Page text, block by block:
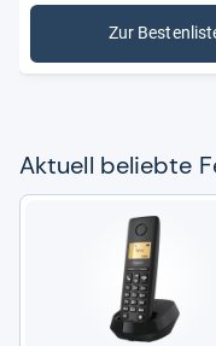
Zur :
Aktu­ell beliebte